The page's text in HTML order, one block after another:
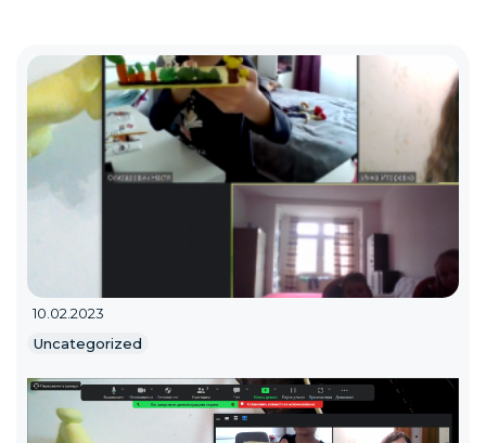
10.02.2023
Uncategorized